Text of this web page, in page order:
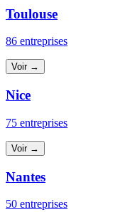
Toulouse
86 entreprises
Voir →
Nice
75 entreprises
Voir →
Nantes
50 entreprises